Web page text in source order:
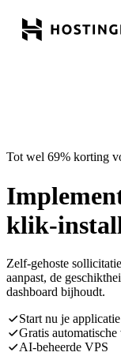
Tot wel 69% korting
klik-
Zelf-gehoste
aanpast, de
dashboard bijhoudt.
Start nu je applicatie
Gratis
AI-beheerde VPS